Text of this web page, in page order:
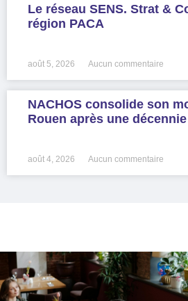
Le réseau SENS. Strat &
région PACA
août 5, 2026 Aucun commentaire
NACHOS consolide son
Rouen après une
août 4, 2026 Aucun commentaire